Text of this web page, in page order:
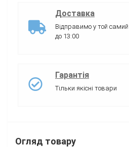
Доставка
Відправимо у той
до 13:00
Гарантія
Тільки якісні товари
Огляд товару